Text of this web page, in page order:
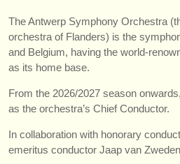
elenchi:
orchestre e teatri lirici
conservatori
orchestre giovanili
riguardo musicalchairs
The Antwerp Symphony Orchestra
orchestra of Flanders) is the
and Belgium, having the world-
as its home base.
From the 2026/2027 season
as the orchestra’s Chief Conductor.
In collaboration with honorary
emeritus conductor Jaap van